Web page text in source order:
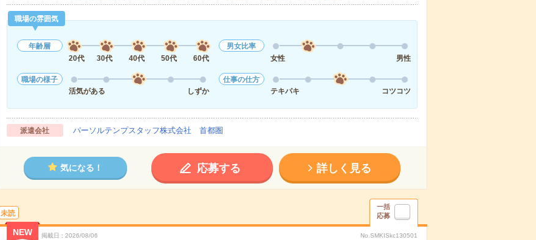
職場の雰囲気
年齢層
20代
30代 40代 50代 60代
男女比率
女性
男性
職場の様子
活気がある
しずか
仕事の仕方
テキパキ
コツコツ
派遣会社 パーソルテンプスタッフ株式会社 首都圏
気になる！ 応募する 詳しく見る
未読
一括
応募
NEW 掲載日 2026/08/06 No.SMKISkc130501